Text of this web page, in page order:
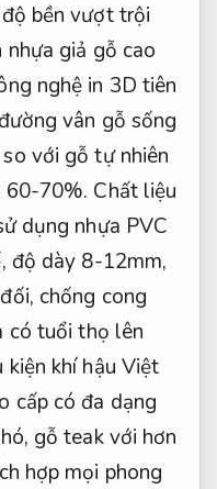
bền vượt trội
nhựa giả gỗ cao
nghệ in 3D tiên
vân gỗ sống
với gỗ tự nhiên
60-70%. Chất liệu
dụng nhựa PVC
độ dày 8-12mm,
chống cong
có tuổi thọ lên
khí hậu Việt
cấp có đa dạng
gỗ teak với hơn
hợp mọi phong